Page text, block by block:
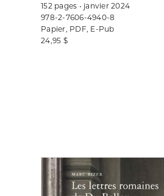
152 pages • janvier 2024
978-2-7606-4940-8
Papier, PDF, E-Pub
24,95 $